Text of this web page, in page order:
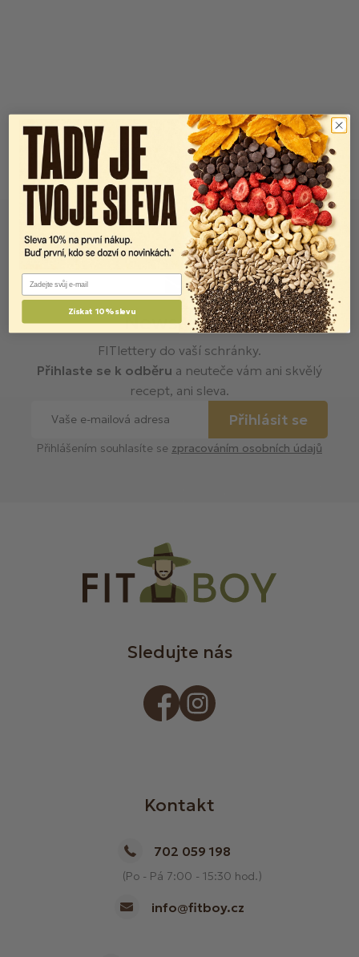
Newsletter
FITlettery do vaší schránky.
Přihlaste se k odběru a neuteče vám ani skvělý
recept, ani sleva.
Přihlásit se
Přihlášením souhlasíte se zpracováním osobních údajů
Sledujte nás
Kontakt
702 059 198
(Po - Pá 7:00 - 15:30 hod.)
info@fitboy.cz
Email
Získat 10% slevu